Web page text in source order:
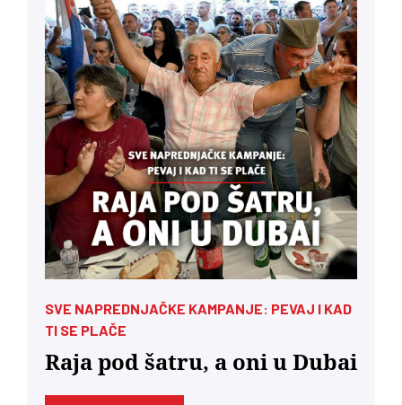
SVE NAPREDNJAČKE KAMPANJE: PEVAJ I KAD
TI SE PLAČE
Raja pod šatru, a oni u Dubai